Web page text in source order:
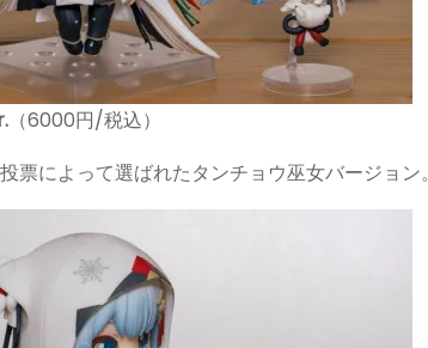
（6000円/税込）
によって選ばれたタンチョウ巫女バージョン。